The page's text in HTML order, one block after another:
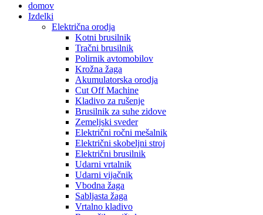
domov
Izdelki
Električna orodja
Kotni brusilnik
Tračni brusilnik
Polirnik avtomobilov
Krožna žaga
Akumulatorska orodja
Cut Off Machine
Kladivo za rušenje
Brusilnik za suhe zidove
Zemeljski sveder
Električni ročni mešalnik
Električni skobeljni stroj
Električni brusilnik
Udarni vrtalnik
Udarni vijačnik
Vbodna žaga
Sabljasta žaga
Vrtalno kladivo